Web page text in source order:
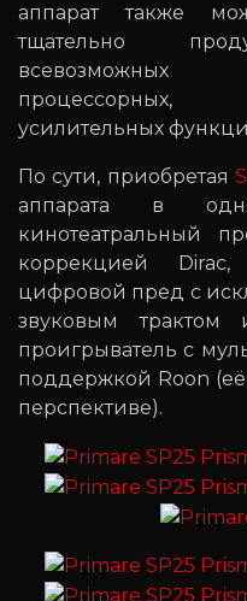
аппарат также
тщательно
всевозможных
усилительных
По сути, приобретая
аппарата в
кинотеатральный
коррекцией
цифровой пред с
звуковым трактом
проигрыватель с
поддержкой Roon
перспективе).